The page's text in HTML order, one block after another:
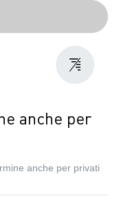
anche per
anche per privati